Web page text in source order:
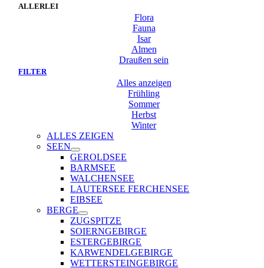
ALLERLEI
Flora
Fauna
Isar
Almen
Draußen sein
FILTER
Alles anzeigen
Frühling
Sommer
Herbst
Winter
ALLES ZEIGEN
SEEN
GEROLDSEE
BARMSEE
WALCHENSEE
LAUTERSEE FERCHENSEE
EIBSEE
BERGE
ZUGSPITZE
SOIERNGEBIRGE
ESTERGEBIRGE
KARWENDELGEBIRGE
WETTERSTEINGEBIRGE